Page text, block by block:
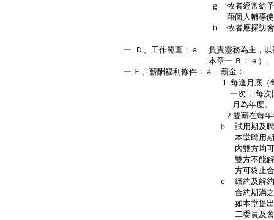
ｇ 牧者經常給予會眾承認
藉個人輔導使人忠於基督
ｈ 牧者應探訪會友家庭
一. Ｄ、工作範圍：ａ 負責靈務為主，以
本章一.Ｂ：ｅ）。
一.Ｅ、薪酬福利條件：ａ 薪金：
1. 每逢月底（每月最後一
一次， 每次比率按合約
月為年度。
2.雙薪在每年年尾派發
ｂ 試用期及聘用
本堂聘用期為三年，前
內雙方均可隨時提出終
雙方不能解除合約，必
方可終止合約
ｃ 續約及解約
合約期滿之前，本堂與傳
如本堂提出解僱傳道人
二委員及會員大會通過